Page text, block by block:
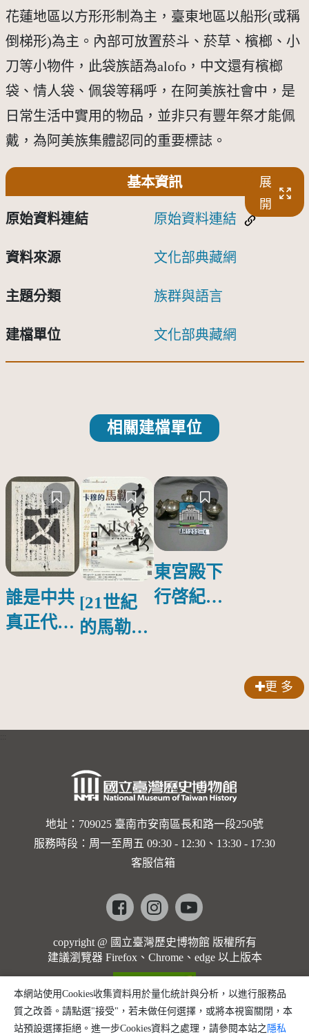
花蓮地區以方形形制為主，臺東地區以船形(或稱
倒梯形)為主。內部可放置菸斗、菸草、檳榔、小
刀等小物件，此袋族語為alofo，中文還有檳榔
袋、情人袋、佩袋等稱呼，在阿美族社會中，是
日常生活中實用的物品，並非只有豐年祭才能佩
戴，為阿美族集體認同的重要標誌。
基本資訊
展
開
原始資料連結 原始資料連結
資料來源 文化部典藏網
主題分類 族群與語言
建檔單位 文化部典藏網
相關建檔單位
誰是中共
真正代言
[21世紀
的馬勒、
的依戀—
勒大地之
歌]【對
世界與生
命的依戀
馬勒大地
之歌】
東宮殿下
行啓紀念
更 多
地址：709025 臺南市安南區長和路一段250號
服務時段：周一至周五 09:30 - 12:30、13:30 - 17:30
客服信箱
Facebookinstagramyoutube
copyright @ 國立臺灣歷史博物館 版權所有
建議瀏覽器 Firefox、Chrome、edge 以上版本
本網站使用Cookies收集資料用於量化統計與分析，以進行服務品
質之改善。請點選"接受"，若未做任何選擇，或將本視窗關閉，本
站預設選擇拒絕。進一步Cookies資料之處理，請參閱本站之 隱私